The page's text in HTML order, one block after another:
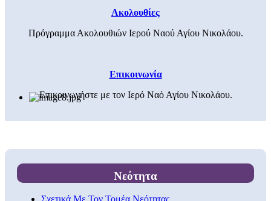
Ακολουθίες
Πρόγραμμα Ακολουθιών Ιερού Ναού Αγίου Νικολάου.
Επικοινωνία
Επικοινωνήστε με τον Ιερό Ναό Αγίου Νικολάου.
Νεότητα